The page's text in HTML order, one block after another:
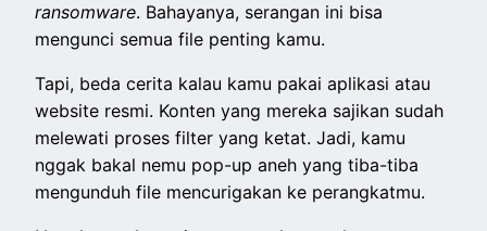
ransomware. Bahayanya, serangan ini bisa
mengunci semua file penting kamu.
Tapi, beda cerita kalau kamu pakai aplikasi atau
website resmi. Konten yang mereka sajikan sudah
melewati proses filter yang ketat. Jadi, kamu
nggak bakal nemu pop-up aneh yang tiba-tiba
mengunduh file mencurigakan ke perangkatmu.